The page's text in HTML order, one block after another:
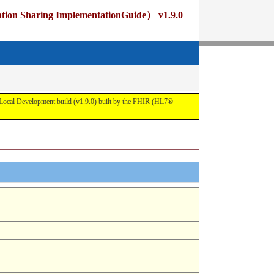
Sharing ImplementationGuide） v1.9.0
Development build (v1.9.0) built by the FHIR (HL7®